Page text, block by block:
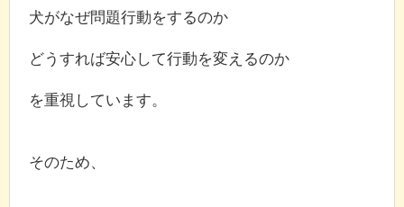
犬がなぜ問題行動をするのか
どうすれば安心して行動を変えるのか
を重視しています。
そのため、